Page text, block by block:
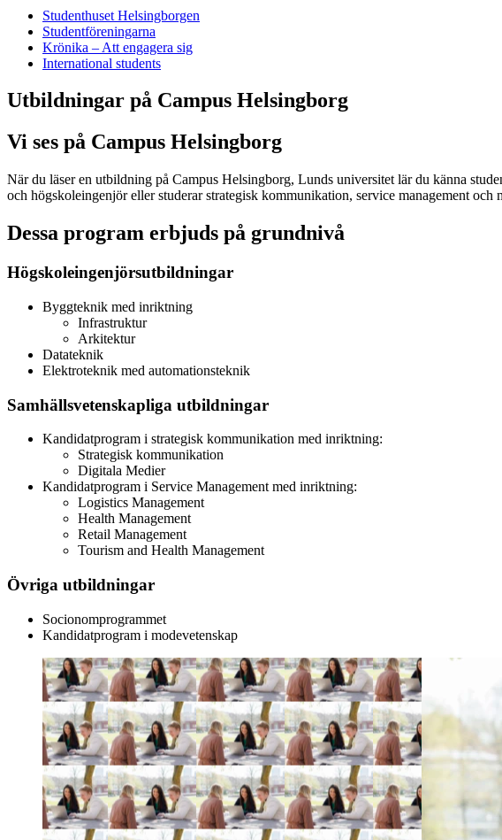
Studenthuset Helsingborgen
Studentföreningarna
Krönika – Att engagera sig
International students
Utbildningar på Campus Helsingborg
Vi ses på Campus Helsingborg
När du läser en utbildning på Campus Helsingborg, Lunds universitet lär du känna
och högskoleingenjör eller studerar strategisk kommunikation, service management och
Dessa program erbjuds på grundnivå
Högskoleingenjörsutbildningar
Byggteknik med inriktning
Infrastruktur
Arkitektur
Datateknik
Elektroteknik med automationsteknik
Samhällsvetenskapliga utbildningar
Kandidatprogram i strategisk kommunikation med inriktning:
Strategisk kommunikation
Digitala Medier
Kandidatprogram i Service Management med inriktning:
Logistics Management
Health Management
Retail Management
Tourism and Health Management
Övriga utbildningar
Socionomprogrammet
Kandidatprogram i modevetenskap